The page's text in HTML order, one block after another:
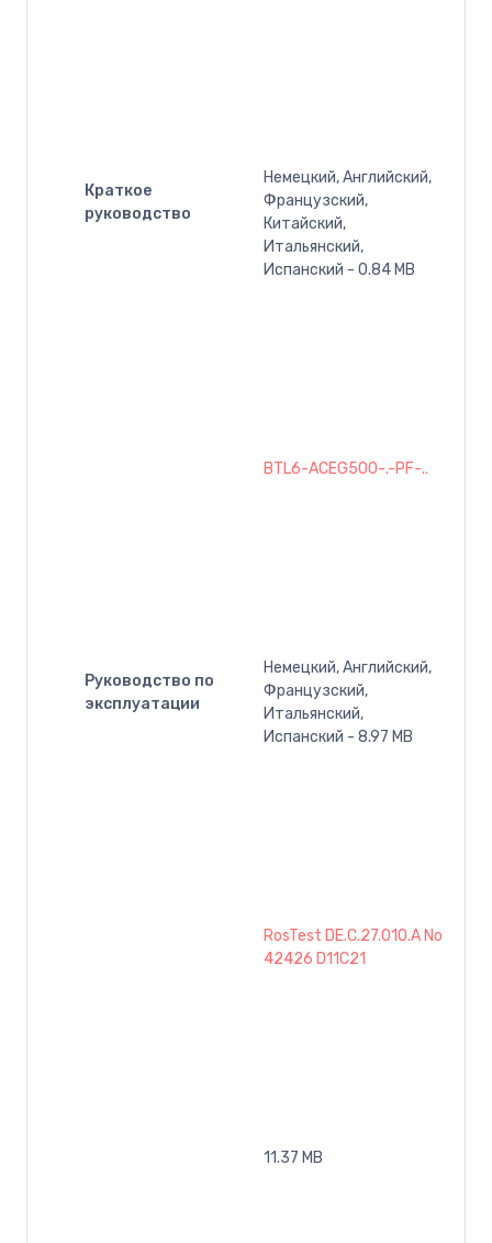
Краткое
руководство
Немецкий, Английский,
Французский,
Китайский,
Итальянский,
Испанский - 0.84 MB
Руководство по
эксплуатации
BTL6-ACEG500-.-PF-..
Немецкий, Английский,
Французский,
Итальянский,
Испанский - 8.97 MB
RosTest DE.C.27.010.A No
42426 D11C21
11.37 MB